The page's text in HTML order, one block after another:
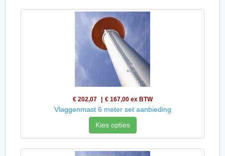
€ 202,07 € 167,00 ex BTW
Vlaggenmast 6 meter set aanbieding
Kies opties